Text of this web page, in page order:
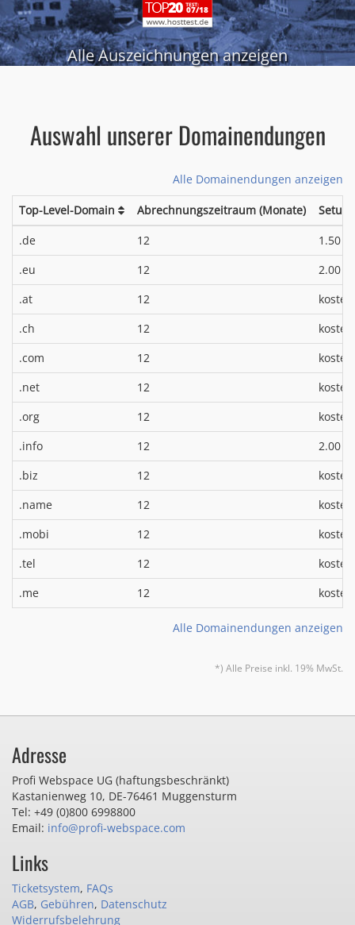
Alle Auszeichnungen anzeigen
Auswahl unserer Domainendungen
Alle Domainendungen anzeigen
Top-Level-Domain Abrechnungszeitraum (Monate)
.de
12 1.50 €
.eu 12 2.00 €
.at 12
.ch
12
.com
12
.net
12
.org
12
.info
12 2.00 €
.biz 12
.name
12
.mobi
12
.tel
12
.me
12
Alle Domainendungen anzeigen
*) Alle Preise inkl. 19% MwSt.
Adresse
Profi Webspace UG (haftungsbeschränkt)
Kastanienweg 10, DE-76461 Muggensturm
Tel: +49 (0)800 6998800
Email: info@profi-webspace.com
Links
Ticketsystem, FAQs
AGB, Gebühren, Datenschutz
Widerrufsbelehrung